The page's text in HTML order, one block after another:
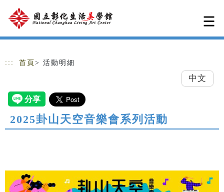
跳到主要內容
網站導覽
::: 首頁 > 活動明細
中文
2025卦山天空音樂會系列活動